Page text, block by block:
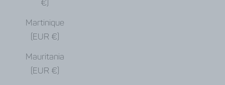
€)
Martinique
(EUR €)
Mauritania
(EUR €)